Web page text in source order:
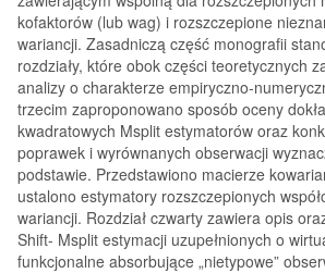
kofaktorów (lub wag) i rozszczepione
wariancji. Zasadniczą część monografii
rozdziały, które obok części teoretycznych
analizy o charakterze empiryczno-
trzecim zaproponowano sposób oceny
kwadratowych Msplit estymatorów oraz
poprawek i wyrównanych obserwacji
podstawie. Przedstawiono macierze
ustalono estymatory rozszczepionych
wariancji. Rozdział czwarty zawiera opis
Shift- Msplit estymacji uzupełnionych o
funkcjonalne absorbujące „nietypowe”